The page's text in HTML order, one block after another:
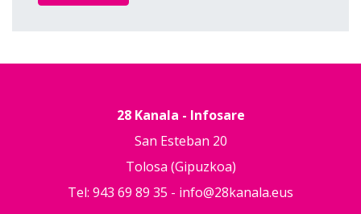
28 Kanala - Infosare
San Esteban 20
Tolosa (Gipuzkoa)
Tel: 943 69 89 35 - info@28kanala.eus